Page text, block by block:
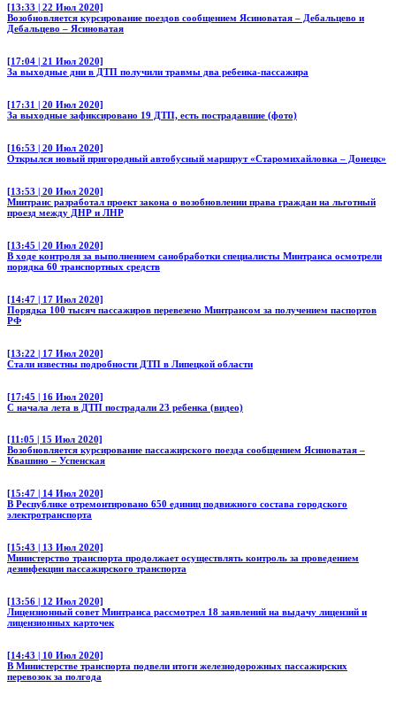
[13:33 | 22 Июл 2020]
Возобновляется курсирование поездов сообщением Ясиноватая – Дебальцево и
Дебальцево – Ясиноватая
[17:04 | 21 Июл 2020]
За выходные дни в ДТП получили травмы два ребенка-пассажира
[17:31 | 20 Июл 2020]
За выходные зафиксировано 19 ДТП, есть пострадавшие (фото)
[16:53 | 20 Июл 2020]
Открылся новый пригородный автобусный маршрут «Старомихайловка – Донецк»
[13:53 | 20 Июл 2020]
Минтранс разработал проект закона о возобновлении права граждан на льготный
проезд между ДНР и ЛНР
[13:45 | 20 Июл 2020]
В ходе контроля за выполнением санобработки специалисты Минтранса осмотрели
порядка 60 транспортных средств
[14:47 | 17 Июл 2020]
Порядка 100 тысяч пассажиров перевезено Минтрансом за получением паспортов
РФ
[13:22 | 17 Июл 2020]
Стали известны подробности ДТП в Липецкой области
[17:45 | 16 Июл 2020]
С начала лета в ДТП пострадали 23 ребенка (видео)
[11:05 | 15 Июл 2020]
Возобновляется курсирование пассажирского поезда сообщением Ясиноватая –
Квашино – Успенская
[15:47 | 14 Июл 2020]
В Республике отремонтировано 650 единиц подвижного состава городского
электротранспорта
[15:43 | 13 Июл 2020]
Министерство транспорта продолжает осуществлять контроль за проведением
дезинфекции пассажирского транспорта
[13:56 | 12 Июл 2020]
Лицензионный совет Минтранса рассмотрел 18 заявлений на выдачу лицензий и
лицензионных карточек
[14:43 | 10 Июл 2020]
В Министерстве транспорта подвели итоги железнодорожных пассажирских
перевозок за полгода